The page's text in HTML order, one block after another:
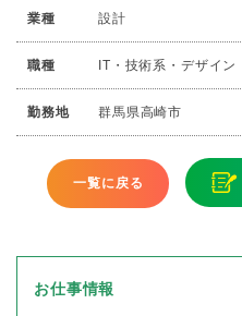
業種 設計
職種 IT・技術系・デザイン
勤務地 群馬県高崎市
一覧に戻る
お仕事情報